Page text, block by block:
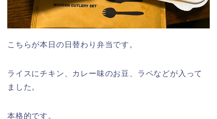
こちらが本日の日替わり弁当です。
ライスにチキン、カレー味のお豆、ラペなどが入って
ました。
本格的です。